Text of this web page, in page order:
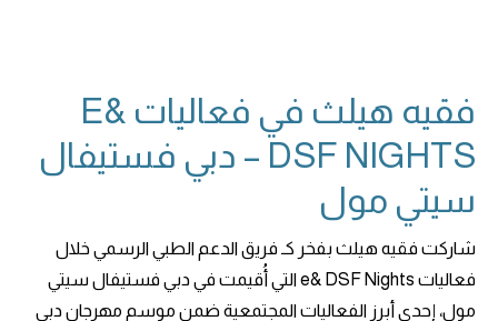
فقيه هيلث في فعاليات E&
DSF NIGHTS – دبي فستيفال
سيتي مول
شاركت فقيه هيلث بفخر كـ فريق الدعم الطبي الرسمي خلال
فعاليات e& DSF Nights التي أُقيمت في دبي فستيفال سيتي
مول، إحدى أبرز الفعاليات المجتمعية ضمن موسم مهرجان دبي